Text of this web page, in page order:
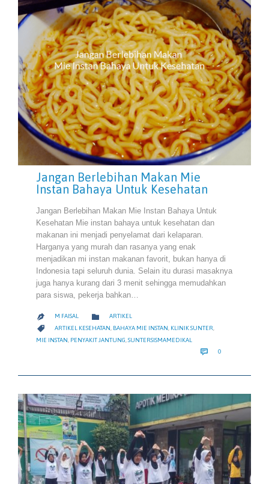
Jangan Berlebihan Makan Mie
Instan Bahaya Untuk Kesehatan
Jangan Berlebihan Makan Mie Instan Bahaya Untuk
Kesehatan Mie instan bahaya untuk kesehatan dan
makanan ini menjadi penyelamat dari kelaparan.
Harganya yang murah dan rasanya yang enak
menjadikan mi instan makanan favorit, bukan hanya di
Indonesia tapi seluruh dunia. Selain itu durasi masaknya
juga hanya kurang dari 3 menit sehingga memudahkan
para siswa, pekerja bahkan…
 M FAISAL  CATEGORY
ARTIKEL
 CATEGORY
ARTIKEL KESEHATAN, BAHAYA MIE INSTAN, KLINIK SUNTER,
MIE INSTAN PENYAKIT JANTUNG SUNTERSISMAMEDIKAL
 0